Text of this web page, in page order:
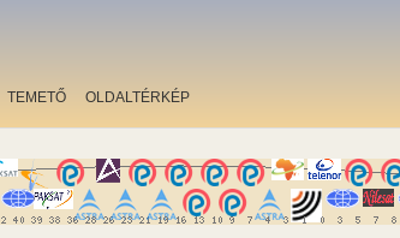
TEMETŐ OLDALTÉRKÉP